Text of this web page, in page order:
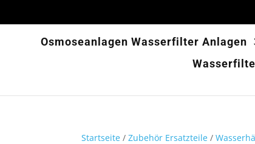
Osmoseanlagen Wasserfilter Anlagen
Startseite /Zubehör Ersatzteile /